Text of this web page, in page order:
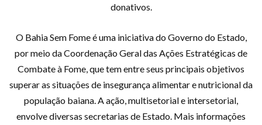
donativos.
O Bahia Sem Fome é uma iniciativa do Governo do Estado,
por meio da Coordenação Geral das Ações Estratégicas de
Combate à Fome, que tem entre seus principais objetivos
superar as situações de insegurança alimentar e nutricional da
população baiana. A ação, multisetorial e intersetorial,
envolve diversas secretarias de Estado. Mais informações